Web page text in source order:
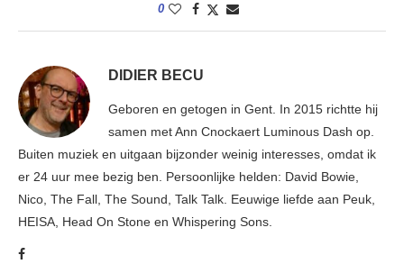
0
DIDIER BECU
Geboren en getogen in Gent. In 2015 richtte hij
samen met Ann Cnockaert Luminous Dash op.
Buiten muziek en uitgaan bijzonder weinig interesses, omdat ik
er 24 uur mee bezig ben. Persoonlijke helden: David Bowie,
Nico, The Fall, The Sound, Talk Talk. Eeuwige liefde aan Peuk,
HEISA, Head On Stone en Whispering Sons.